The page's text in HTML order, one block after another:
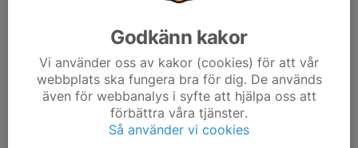
Godkänn kakor
Vi använder oss av kakor (cookies) för att vår
webbplats ska fungera bra för dig. De används
även för webbanalys i syfte att hjälpa oss att
förbättra våra tjänster.
Så använder vi cookies